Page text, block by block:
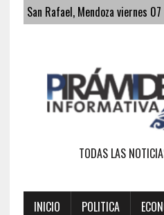
San Rafael, Mendoza viernes
TODAS LAS
INICIO POLITICA